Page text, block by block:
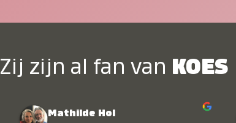
Zij zijn al fan van KOES
Mathilde Hol